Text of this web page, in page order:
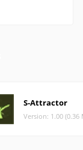
S-Attractor
Version: 1.00 (0.36